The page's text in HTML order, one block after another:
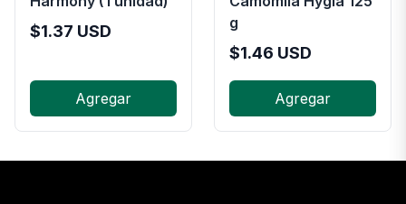
$1.37 USD
Agregar
g
$1.46 USD
Agregar